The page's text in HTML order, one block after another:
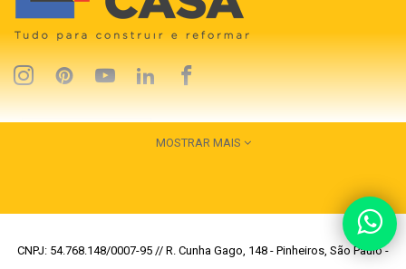
MOSTRAR MAIS
CNPJ: 54.768.148/0007-95 // R. Cunha Gago, 148 - Pinheiros, São Paulo -